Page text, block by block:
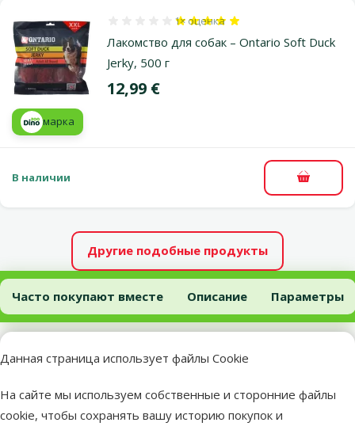
Данная страница использует файлы Cookie
На сайте мы используем собственные и сторонние файлы
cookie, чтобы сохранять вашу историю покупок и
Лакомство для собак – Ontario Soft Duck
Jerky, 500 г
Оценка 100%, количество оценок: 1
1× оценка
Цена
12,99 €
марка
В наличии В
Другие подобные продукты
Лакомство для собак – Friskies Funtastix, 175 г
Часто покупают вместе Описание Параметры
В начало страницы
Нужные товары для питомца
Пакетики для сбора экскрементов Консервы для